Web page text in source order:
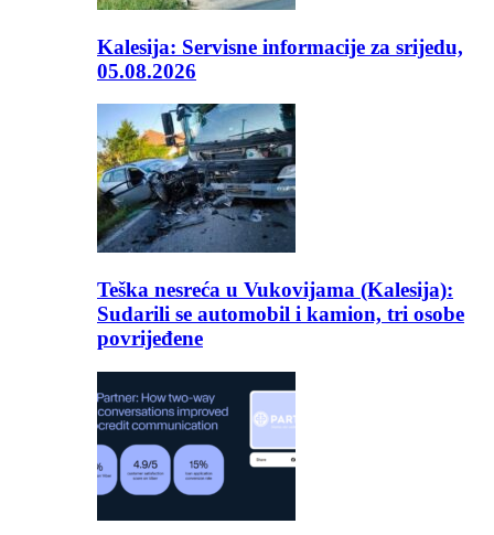
Kalesija: Servisne informacije za srijedu,
05.08.2026
Teška nesreća u Vukovijama (Kalesija):
Sudarili se automobil i kamion, tri osobe
povrijeđene